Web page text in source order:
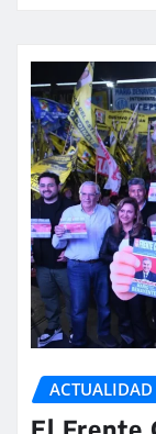
ACTUALIDAD